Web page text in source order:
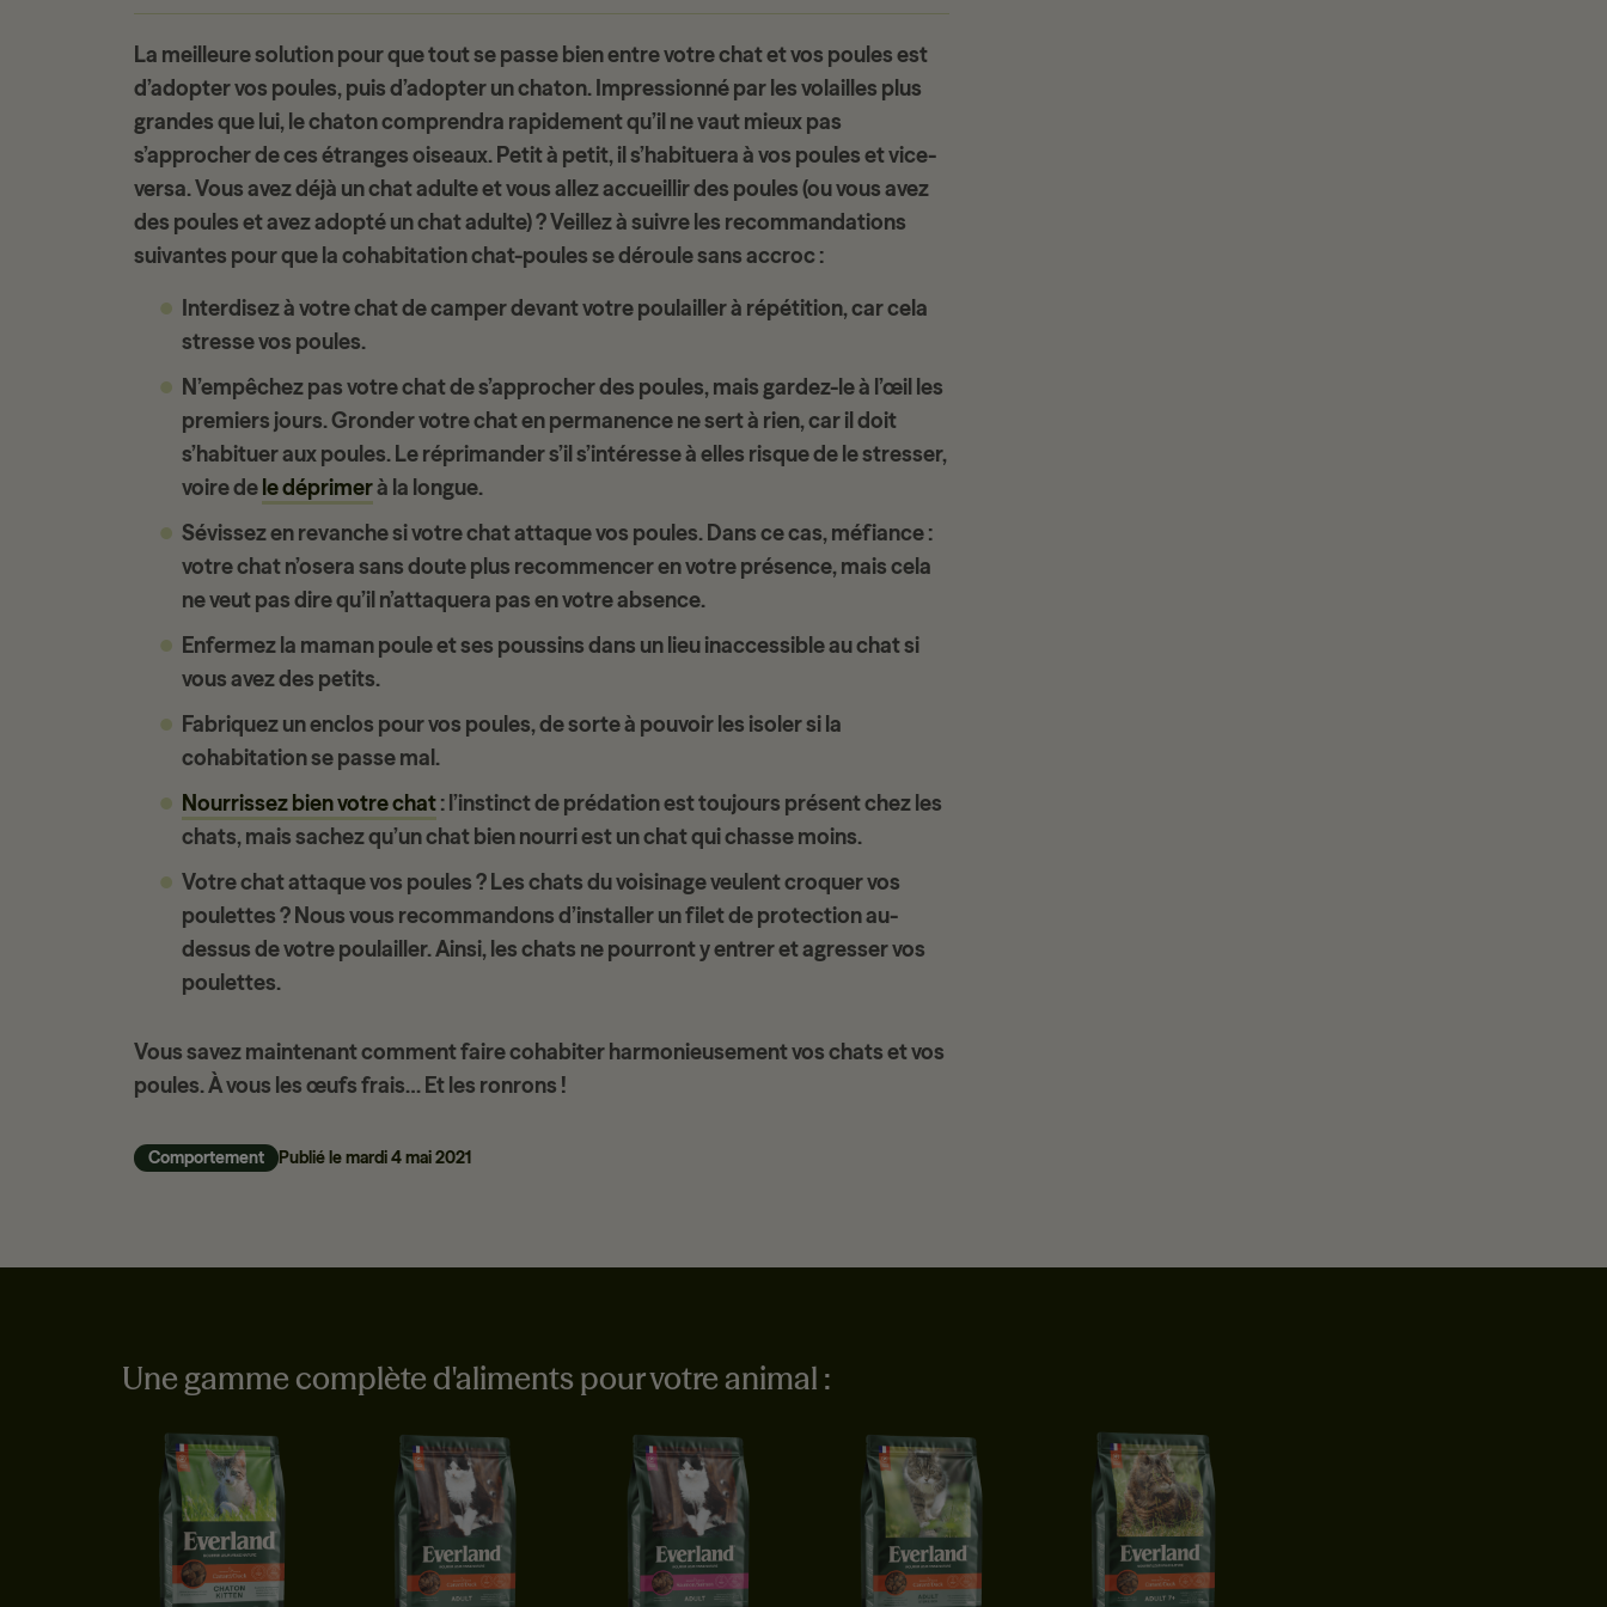
La meilleure solution pour que tout se passe bien entre votre chat et vos poules est
d’adopter vos poules, puis d’adopter un chaton. Impressionné par lesvolailles plus
grandes que lui, le chaton comprendra rapidement qu’il ne vaut mieux pas
s’approcher de ces étranges oiseaux. Petit à petit, il s’habituera à vos poules et vice-
versa. Vous avez déjà un chat adulte et vous allez accueillir des poules (ou vous avez
des poules et avez adopté un chat adulte) ? Veillez à suivre les recommandations
suivantes pour que lacohabitation chat-poulesse déroule sans accroc :
Interdisez à votre chat decamper devant votre poulaillerà répétition, car cela
stresse vos poules.
N’empêchez pas votre chat de s’approcher des poules, mais gardez-le à l’œil les
premiers jours.Gronder votre chaten permanence ne sert à rien, car il doit
s’habituer aux poules. Le réprimander s’il s’intéresse à elles risque de le stresser,
voire dele déprimerà la longue.
Sévissez en revanche si votrechat attaque vos poules. Dans ce cas, méfiance :
votre chat n’osera sans doute plus recommencer en votre présence, mais cela
ne veut pas dire qu’il n’attaquera pas en votre absence.
Enfermez la maman poule et ses poussins dans un lieu inaccessible au chat si
vous avez des petits.
Fabriquez un enclos pour vos poules, de sorte à pouvoir les isoler si la
cohabitation se passe mal.
Nourrissez bien votre chat: l’instinct de prédation est toujours présent chez les
chats, mais sachez qu’un chat bien nourri est un chat qui chasse moins.
Votre chat attaque vos poules ? Les chats du voisinage veulent croquer vos
poulettes ? Nous vous recommandons d’installer unfilet de protectionau-
dessus de votre poulailler. Ainsi, les chats ne pourront y entrer et agresser vos
poulettes.
Vous savez maintenant comment fairecohabiter harmonieusement vos chats et vos
poules. À vous les œufs frais… Et les ronrons !
Comportement Publié lemardi 4 mai 2021
Une gamme complète d'aliments pour votre animal :